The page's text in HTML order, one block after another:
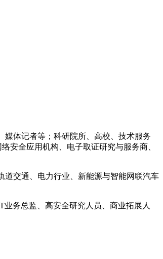
媒体记者等；科研院所、高校、技术服务
安全应用机构、电子取证研究与服务商、
道交通、电力行业、新能源与智能网联汽车
务总监、高安全研究人员、商业拓展人